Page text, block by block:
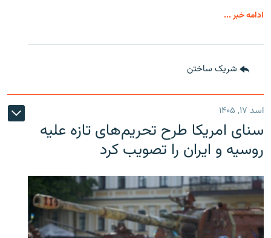
ادامه خبر ...
شریک ساختن
اسد ۱۷, ۱۴۰۵
سنای امریکا طرح تحریم‌های تازه علیه
روسیه و ایران را تصویب کرد